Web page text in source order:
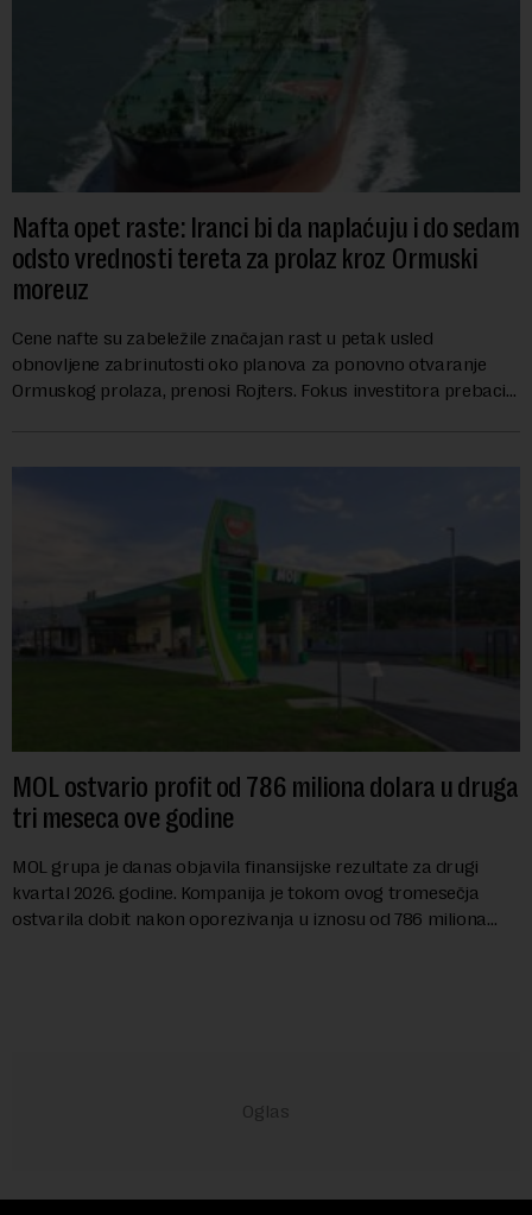
Nafta opet raste: Iranci bi da naplaćuju i do sedam
odsto vrednosti tereta za prolaz kroz Ormuski
moreuz
Cene nafte su zabeležile značajan rast u petak usled
obnovljene zabrinutosti oko planova za ponovno otvaranje
Ormuskog prolaza, prenosi Rojters. Fokus investitora prebacio
MOL ostvario profit od 786 miliona dolara u druga
tri meseca ove godine
MOL grupa je danas objavila finansijske rezultate za drugi
kvartal 2026. godine. Kompanija je tokom ovog tromesečja
ostvarila dobit nakon oporezivanja u iznosu od 786 miliona